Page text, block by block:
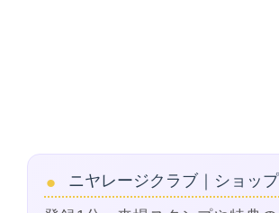
ニヤレージクラブ｜ショッ